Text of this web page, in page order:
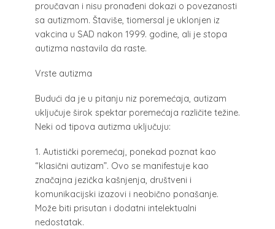
proučavan i nisu pronađeni dokazi o povezanosti
sa autizmom. Štaviše, tiomersal je uklonjen iz
vakcina u SAD nakon 1999. godine, ali je stopa
autizma nastavila da raste.
Vrste autizma
Budući da je u pitanju niz poremećaja, autizam
uključuje širok spektar poremećaja različite težine.
Neki od tipova autizma uključuju:
1. Autistički poremećaj, ponekad poznat kao
“klasični autizam”. Ovo se manifestuje kao
značajna jezička kašnjenja, društveni i
komunikacijski izazovi i neobično ponašanje.
Može biti prisutan i dodatni intelektualni
nedostatak.